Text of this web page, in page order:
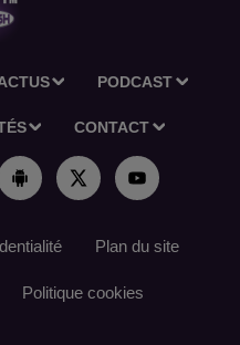
PODCAST
CONTACT
Plan du site
Politique cookies